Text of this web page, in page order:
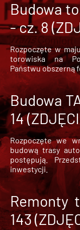
Budowa
- cz. 8
Rozpoczęte w
torowiska na
Państwu obszerną
Budowa
14
Rozpoczęte we
budową trasy
postępują.
inwestycji.
Remonty
143